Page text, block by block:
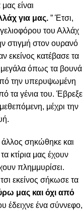
είναι
για μας.” Έτσι,
του Αλλάχ
στιγμή στον ουρανό
εκείνος κατέβασε τα
μεγάλα όπως τα βουνά
την υπερυψωμένη
τα γένια του. Έβρεξε
μέχρι την
άλλος σηκώθηκε και
κτίρια μας έχουν
πλημμυρίσει.
εκείνος σήκωσε τα
μας και όχι από
έδειχνε ένα σύννεφο,